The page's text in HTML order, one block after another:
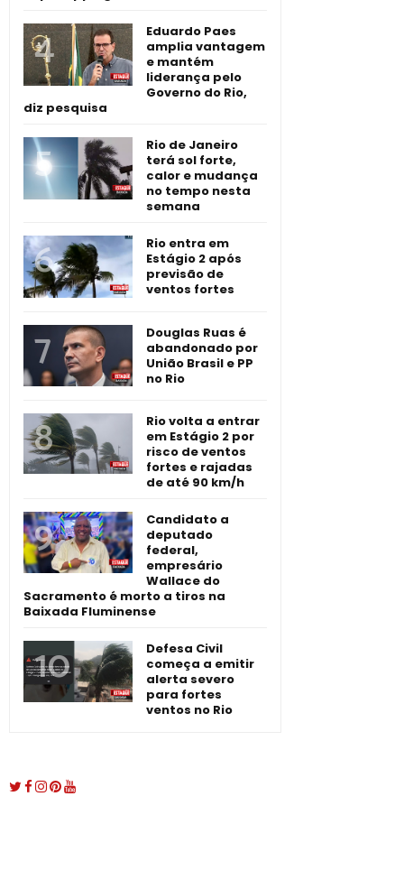
Eduardo Paes
amplia vantagem
e mantém
liderança pelo
Governo do Rio,
diz pesquisa
Rio de Janeiro
terá sol forte,
calor e mudança
no tempo nesta
semana
Rio entra em
Estágio 2 após
previsão de
ventos fortes
Douglas Ruas é
abandonado por
União Brasil e PP
no Rio
Rio volta a entrar
em Estágio 2 por
risco de ventos
fortes e rajadas
de até 90 km/h
Candidato a
deputado
federal,
empresário
Wallace do
Sacramento é morto a tiros na
Baixada Fluminense
Defesa Civil
começa a emitir
alerta severo
para fortes
ventos no Rio